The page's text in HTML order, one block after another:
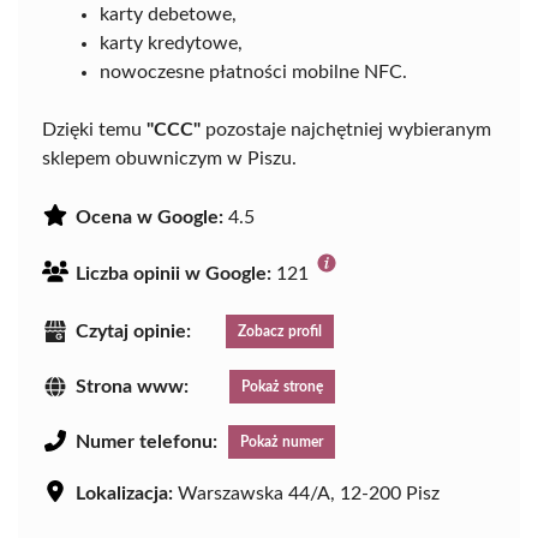
karty debetowe,
karty kredytowe,
nowoczesne płatności mobilne NFC.
Dzięki temu "CCC" pozostaje najchętniej wybieranym
sklepem obuwniczym w Piszu.
Ocena w Google: 4.5
Liczba opinii w Google: 121
Czytaj opinie: Zobacz profil
Strona www: Pokaż stronę
Numer telefonu: Pokaż numer
Lokalizacja: Warszawska 44/A, 12-200 Pisz